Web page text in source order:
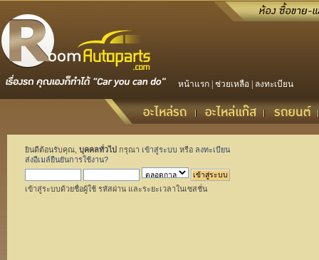
หน้าแรก ช่วยเหลือ ลงทะเบียน
ยินดีต้อนรับคุณ, บุคคลทั่วไป กรุณา เข้าสู่ระบบ หรือ ลงทะเบียน
ส่งอีเมล์ยืนยันการใช้งาน?
เข้าสู่ระบบด้วยชื่อผู้ใช้ รหัสผ่าน และระยะเวลาในเซสชั่น